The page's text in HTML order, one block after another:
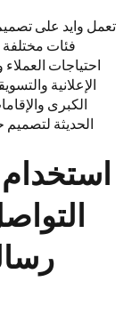
تعمل وايد على
فئات مختلفة
احتياجات
الإعلانية
الكبرى
الحديثة لتصميم
استخدام